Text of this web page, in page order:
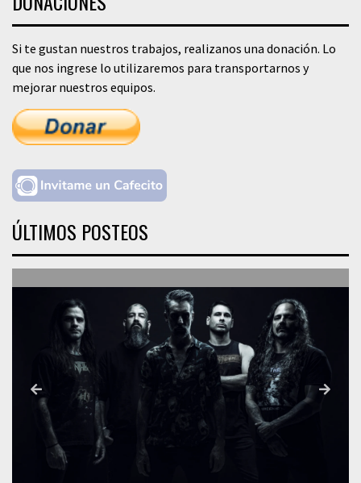
Si te gustan nuestros trabajos, realizanos una donación. Lo
que nos ingrese lo utilizaremos para transportarnos y
mejorar nuestros equipos.
ÚLTIMOS POSTEOS